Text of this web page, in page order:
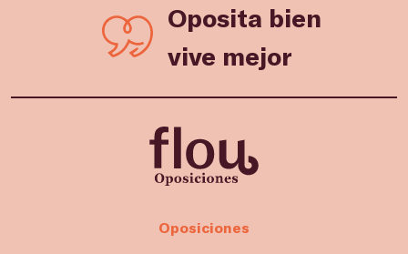
Oposita bien
vive mejor
Oposiciones